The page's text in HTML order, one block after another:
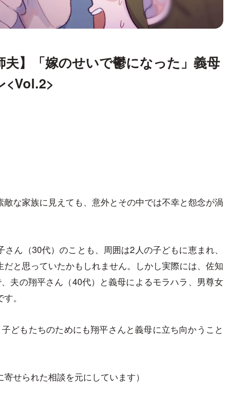
夫】「嫁のせいで鬱になった」義母
<Vol.2>
な家族に見えても、意外とその中では不幸と怨念が渦
ん（30代）のことも、周囲は2人の子どもに恵まれ、
と思っていたかもしれません。しかし実際には、佐知
夫の翔平さん（40代）と義母によるモラハラ、男尊女
。
どもたちのためにも翔平さんと義母に立ち向かうこと
せられた相談を元にしています）